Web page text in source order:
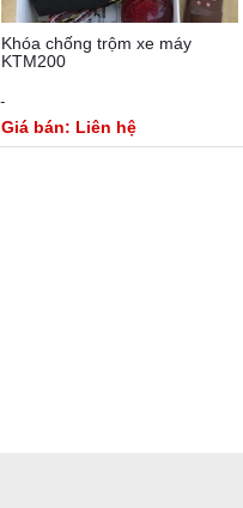
Khóa chống trộm xe máy
KTM200
Giá bán: Liên hệ